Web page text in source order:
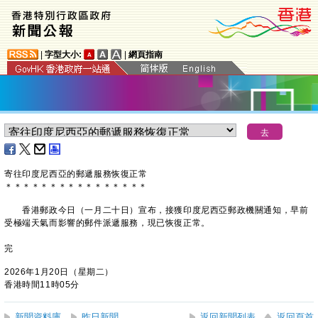
字型大小: 網頁指南
寄往印度尼西亞的郵遞服務恢復正常
＊ ＊ ＊ ＊ ＊ ＊ ＊ ＊ ＊ ＊ ＊ ＊ ＊ ＊ ＊ ＊
​香港郵政今日（一月二十日）宣布，接獲印度尼西亞郵政機關通知，早前
受極端天氣而影響的郵件派遞服務，現已恢復正常。
完
2026年1月20日（星期二）
香港時間11時05分